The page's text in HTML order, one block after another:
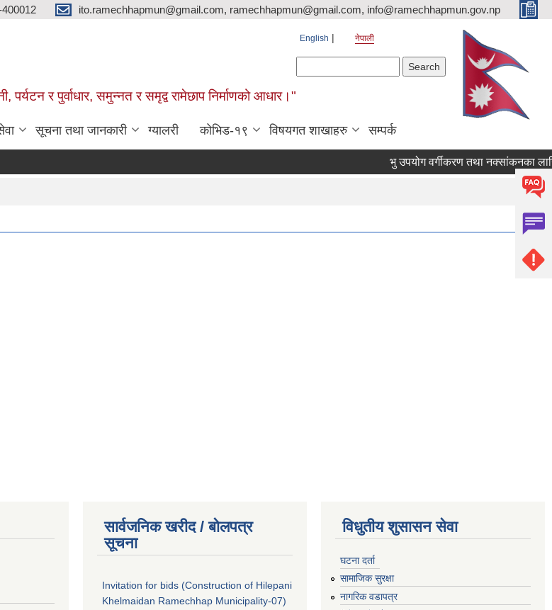
ito.ramechhapmun@gmail.com, ramechhapmun@gmail.com, info@ramechhapmun.gov.np
पर्यटन र पुर्वाधार, समुन्नत र समृद्व रामेछाप निर्माणको आधार।"
English नेपाली
सूचना तथा जानकारी ग्यालरी कोभिड-१९ विषयगत शाखाहरु सम्पर्क
भु उपयोग वर्गीकरण तथा नक्सांकनका लागि
सार्वजनिक खरीद / बोलपत्र
सूचना
Invitation for bids (Construction of Hilepani
Khelmaidan Ramechhap Municipality-07)
विधुतीय शुसासन सेवा
घटना दर्ता
सामाजिक सुरक्षा
नागरिक वडापत्र